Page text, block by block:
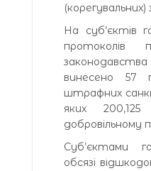
(корегувальних)
На суб’єктів
протоколів
винесено 57
штрафних
яких
добровільному
Суб’єктами
обсязі